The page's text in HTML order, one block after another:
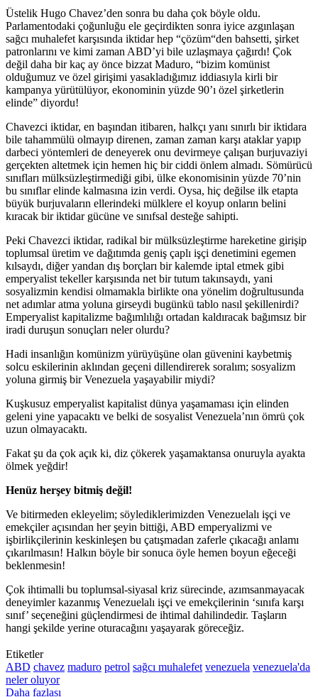
Üstelik Hugo Chavez’den sonra bu daha çok böyle oldu.
Parlamentodaki çoğunluğu ele geçirdikten sonra iyice azgınlaşan
sağcı muhalefet karşısında iktidar hep “çözüm“den bahsetti, şirket
patronlarını ve kimi zaman ABD’yi bile uzlaşmaya çağırdı! Çok
değil daha bir kaç ay önce bizzat Maduro, “bizim komünist
olduğumuz ve özel girişimi yasakladığımız iddiasıyla kirli bir
kampanya yürütülüyor, ekonominin yüzde 90’ı özel şirketlerin
elinde” diyordu!
Chavezci iktidar, en başından itibaren, halkçı yanı sınırlı bir iktidara
bile tahammülü olmayıp direnen, zaman zaman karşı ataklar yapıp
darbeci yöntemleri de deneyerek onu devirmeye çalışan burjuvaziyi
gerçekten altetmek için hemen hiç bir ciddi önlem almadı. Sömürücü
sınıfları mülksüzleştirmediği gibi, ülke ekonomisinin yüzde 70’nin
bu sınıflar elinde kalmasına izin verdi. Oysa, hiç değilse ilk etapta
büyük burjuvaların ellerindeki mülklere el koyup onların belini
kıracak bir iktidar gücüne ve sınıfsal desteğe sahipti.
Peki Chavezci iktidar, radikal bir mülksüzleştirme hareketine girişip
toplumsal üretim ve dağıtımda geniş çaplı işçi denetimini egemen
kılsaydı, diğer yandan dış borçları bir kalemde iptal etmek gibi
emperyalist tekeller karşısında net bir tutum takınsaydı, yani
sosyalizmin kendisi olmamakla birlikte ona yönelim doğrultusunda
net adımlar atma yoluna girseydi bugünkü tablo nasıl şekillenirdi?
Emperyalist kapitalizme bağımlılığı ortadan kaldıracak bağımsız bir
iradi duruşun sonuçları neler olurdu?
Hadi insanlığın komünizm yürüyüşüne olan güvenini kaybetmiş
solcu eskilerinin aklından geçeni dillendirerek soralım; sosyalizm
yoluna girmiş bir Venezuela yaşayabilir miydi?
Kuşkusuz emperyalist kapitalist dünya yaşamaması için elinden
geleni yine yapacaktı ve belki de sosyalist Venezuela’nın ömrü çok
uzun olmayacaktı.
Fakat şu da çok açık ki, diz çökerek yaşamaktansa onuruyla ayakta
ölmek yeğdir!
Henüz herşey bitmiş değil!
Ve bitirmeden ekleyelim; söylediklerimizden Venezuelalı işçi ve
emekçiler açısından her şeyin bittiği, ABD emperyalizmi ve
işbirlikçilerinin keskinleşen bu çatışmadan zaferle çıkacağı anlamı
çıkarılmasın! Halkın böyle bir sonuca öyle hemen boyun eğeceği
beklenmesin!
Çok ihtimalli bu toplumsal-siyasal kriz sürecinde, azımsanmayacak
deneyimler kazanmış Venezuelalı işçi ve emekçilerinin ‘sınıfa karşı
sınıf’ seçeneğini güçlendirmesi de ihtimal dahilindedir. Taşların
hangi şekilde yerine oturacağını yaşayarak göreceğiz.
Etiketler
ABD chavez maduro petrol sağcı muhalefet venezuela venezuela'da
neler oluyor
Daha fazlası